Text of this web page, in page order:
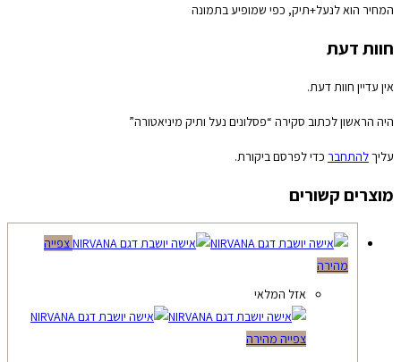
המחיר הוא לנעל+תיק, כפי שמופיע בתמונה
חוות דעת
אין עדיין חוות דעת.
היה הראשון לכתוב סקירה “פסלונים נעל ותיק מיניאטורה”
עליךלהתחבר כדי לפרסם ביקורת.
מוצרים קשורים
צפייה
מהירה
אזל המלאי
צפייה מהירה